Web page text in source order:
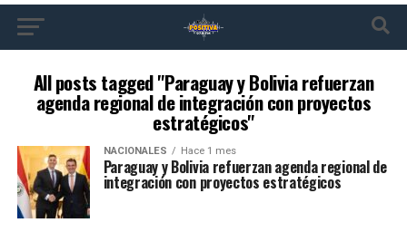
All posts tagged "Paraguay y Bolivia refuerzan
agenda regional de integración con proyectos
estratégicos"
NACIONALES Hace 1 mes
Paraguay y Bolivia refuerzan agenda regional de
integración con proyectos estratégicos